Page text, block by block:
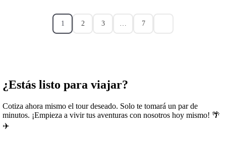
1 2 3 … 7
¿Estás listo para viajar?
Cotiza ahora mismo el tour deseado. Solo te tomará un par de
minutos. ¡Empieza a vivir tus aventuras con nosotros hoy mismo! 🌴
✈️